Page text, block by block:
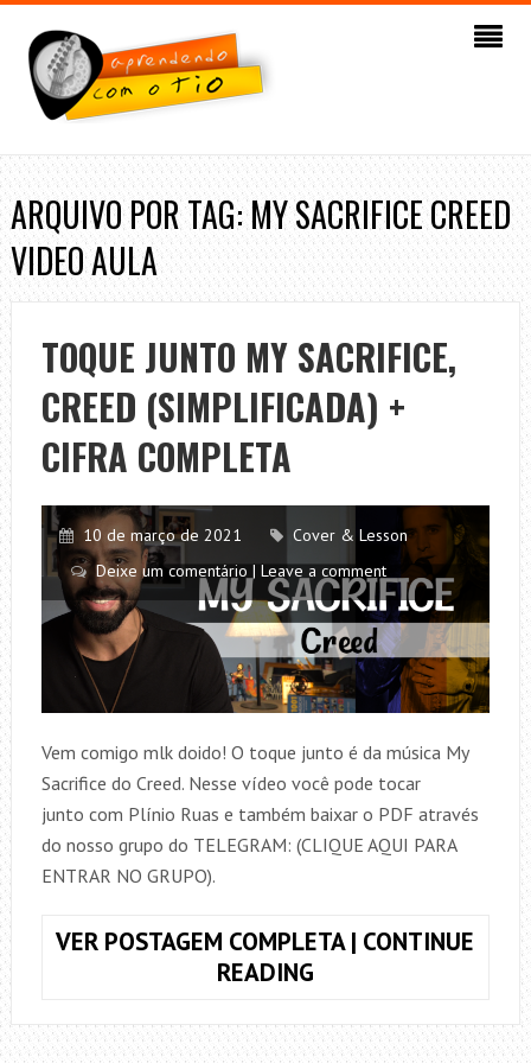
ARQUIVO POR TAG: MY SACRIFICE CREED
VIDEO AULA
TOQUE JUNTO MY SACRIFICE,
CREED (SIMPLIFICADA) +
CIFRA COMPLETA
10 de março de 2021
Cover & Lesson
Deixe um comentário | Leave a comment
Vem comigo mlk doido! O toque junto é da música My
Sacrifice do Creed. Nesse vídeo você pode tocar
junto com Plínio Ruas e também baixar o PDF através
do nosso grupo do TELEGRAM: (CLIQUE AQUI PARA
ENTRAR NO GRUPO).
VER POSTAGEM COMPLETA | CONTINUE
READINGTOQUE
MY